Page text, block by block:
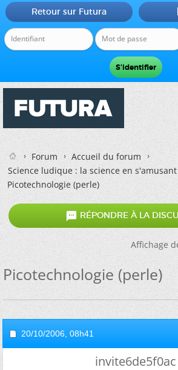
Retour sur Futura
Forum
Accueil du forum
Science ludique : la science en s'amusant
Picotechnologie (perle)
 RÉPONDRE À LA
Affichage
Picotechnologie (perle)
20/10/2006, 08h41
invite6de5f0ac